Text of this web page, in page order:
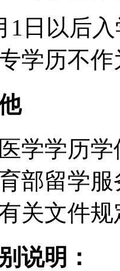
以后入
学历不
学历学
部留学
关文件
明：